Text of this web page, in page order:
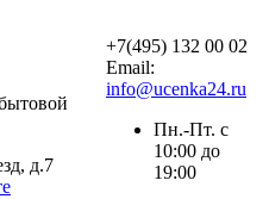
д.7
+7(495) 132 00 02
Email:
info@ucenka24.ru
Пн.-Пт. с
10:00 до
19:00